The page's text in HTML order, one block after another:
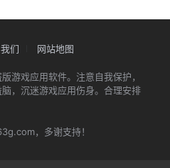
们 网站地图
游戏应用软件。注意自我保护，
，沉迷游戏应用伤身。合理安排
，多谢支持！